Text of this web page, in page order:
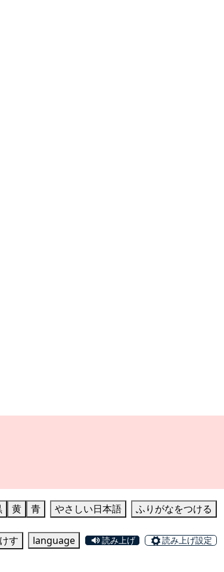
黄 青 やさしい日本語 ふりがなをつける
す language 読み上げ 読み上げ設定